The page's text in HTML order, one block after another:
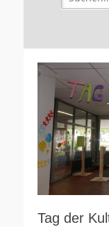
nach:
Tag der